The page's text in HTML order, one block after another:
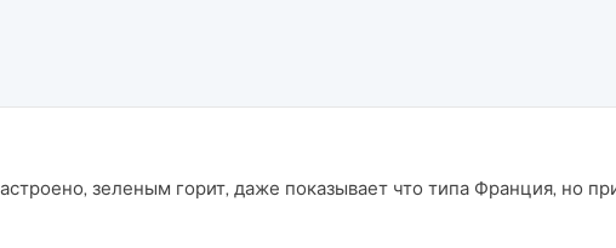
зеленым горит, даже показывает что типа Франция, но